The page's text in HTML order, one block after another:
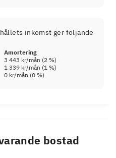
inkomst ger följande
Amortering
3 443 kr/mån (2 %)
1 339 kr/mån (1 %)
0 kr/mån (0 %)
bostad